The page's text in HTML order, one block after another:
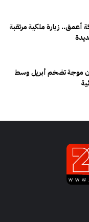
أعمق.. زيارة ملكية مرتقبة
موجة تضخم أبريل وسط